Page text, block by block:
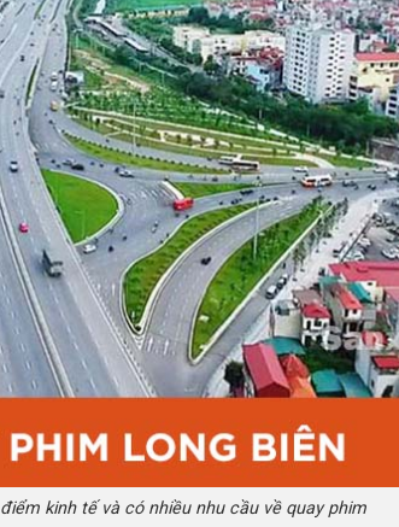
kinh tế và có nhiều nhu cầu về quay phim